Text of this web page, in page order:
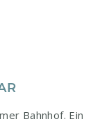
Bahnhof. Ein